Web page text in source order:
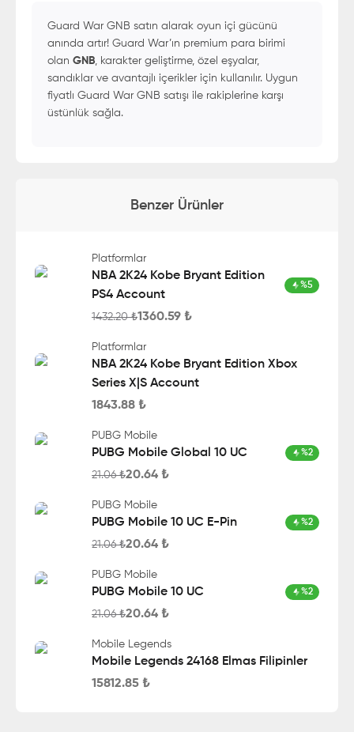
Guard War GNB satın alarak oyun içi gücünü
anında artır! Guard War’ın premium para birimi
olan GNB, karakter geliştirme, özel eşyalar,
sandıklar ve avantajlı içerikler için kullanılır. Uygun
fiyatlı Guard War GNB satışı ile rakiplerine karşı
üstünlük sağla.
Benzer Ürünler
Platformlar
NBA 2K24 Kobe Bryant Edition
PS4 Account
%5
1432.20₺1360.59 ₺
Platformlar
NBA 2K24 Kobe Bryant Edition Xbox
Series X|S Account
1843.88 ₺
PUBG Mobile
PUBG Mobile Global 10 UC %2
21.06₺20.64 ₺
PUBG Mobile
PUBG Mobile 10 UC E-Pin %2
21.06₺20.64 ₺
PUBG Mobile
PUBG Mobile 10 UC %2
21.06₺20.64 ₺
Mobile Legends
Mobile Legends 24168 Elmas Filipinler
15812.85 ₺